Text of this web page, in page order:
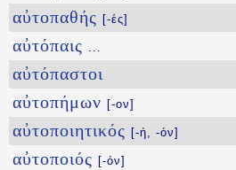
αὐτοπαθής [-ές]
αὐτόπαις ...
αὐτόπαστοι
αὐτοπήμων [-ον]
αὐτοποιητικός [-ή, -όν]
αὐτοποιός [-όν]